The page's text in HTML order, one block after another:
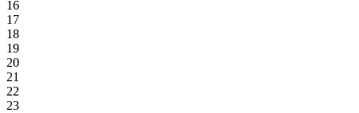
16
17
18
19
20
21
22
23